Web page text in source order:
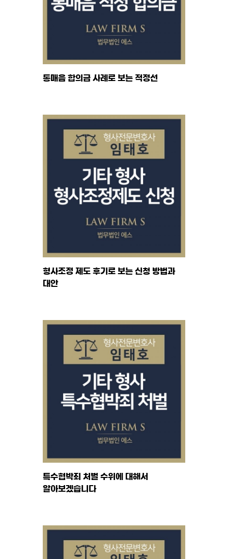
통매음 합의금 사례로 보는 적정선
형사조정 제도 후기로 보는 신청 방법과
대안
특수협박죄 처벌 수위에 대해서
알아보겠습니다